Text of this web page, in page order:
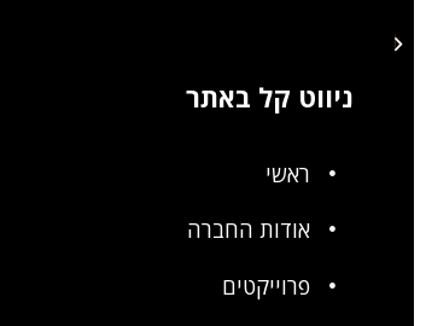
ניווט קל באתר
ראשי
אודות החברה
פרוייקטים